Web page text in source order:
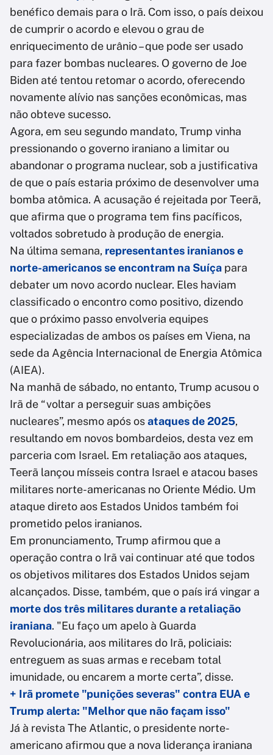
benéfico demais para o Irã. Com isso, o país deixou
de cumprir o acordo e elevou o grau de
enriquecimento de urânio – que pode ser usado
para fazer bombas nucleares. O governo de Joe
Biden até tentou retomar o acordo, oferecendo
novamente alívio nas sanções econômicas, mas
não obteve sucesso.
Agora, em seu segundo mandato, Trump vinha
pressionando o governo iraniano a limitar ou
abandonar o programa nuclear, sob a justificativa
de que o país estaria próximo de desenvolver uma
bomba atômica. A acusação é rejeitada por Teerã,
que afirma que o programa tem fins pacíficos,
voltados sobretudo à produção de energia.
Na última semana, representantes iranianos e
norte-americanos se encontram na Suíça para
debater um novo acordo nuclear. Eles haviam
classificado o encontro como positivo, dizendo
que o próximo passo envolveria equipes
especializadas de ambos os países em Viena, na
sede da Agência Internacional de Energia Atômica
(AIEA).
Na manhã de sábado, no entanto, Trump acusou o
Irã de “voltar a perseguir suas ambições
nucleares”, mesmo após osataques de 2025,
resultando em novos bombardeios, desta vez em
parceria com Israel. Em retaliação aos ataques,
Teerã lançou mísseis contra Israel e atacou bases
militares norte-americanas no Oriente Médio. Um
ataque direto aos Estados Unidos também foi
prometido pelos iranianos.
Em pronunciamento, Trump afirmou que a
operação contra o Irã vai continuar até que todos
os objetivos militares dos Estados Unidos sejam
alcançados. Disse, também, que o país irá vingar a
morte dos três militares durante a retaliação
iraniana. "Eu faço um apelo à Guarda
Revolucionária, aos militares do Irã, policiais:
entreguem as suas armas e recebam total
imunidade, ou encarem a morte certa”, disse.
+ Irã promete "punições severas" contra EUA e
Trump alerta: "Melhor que não façam isso"
Já à revista The Atlantic, o presidente norte-
americano afirmou que a nova liderança iraniana